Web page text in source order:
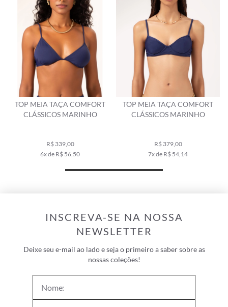
TOP MEIA TAÇA COMFORT
CLÁSSICOS MARINHO
R$ 339,00
6x de R$ 56,50
TOP MEIA TAÇA COMFORT
CLÁSSICOS MARINHO
R$ 379,00
7x de R$ 54,14
INSCREVA-SE NA NOSSA
NEWSLETTER
Deixe seu e-mail ao lado e seja o primeiro a saber sobre as
nossas coleções!